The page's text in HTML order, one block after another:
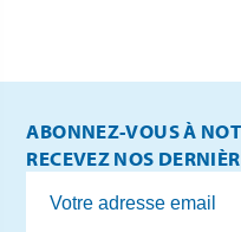
ABONNEZ-VOUS À
RECEVEZ NOS